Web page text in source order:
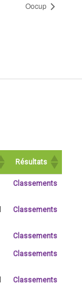
Oocup
Résultats
Classements
Classements
Classements
Classements
Classements